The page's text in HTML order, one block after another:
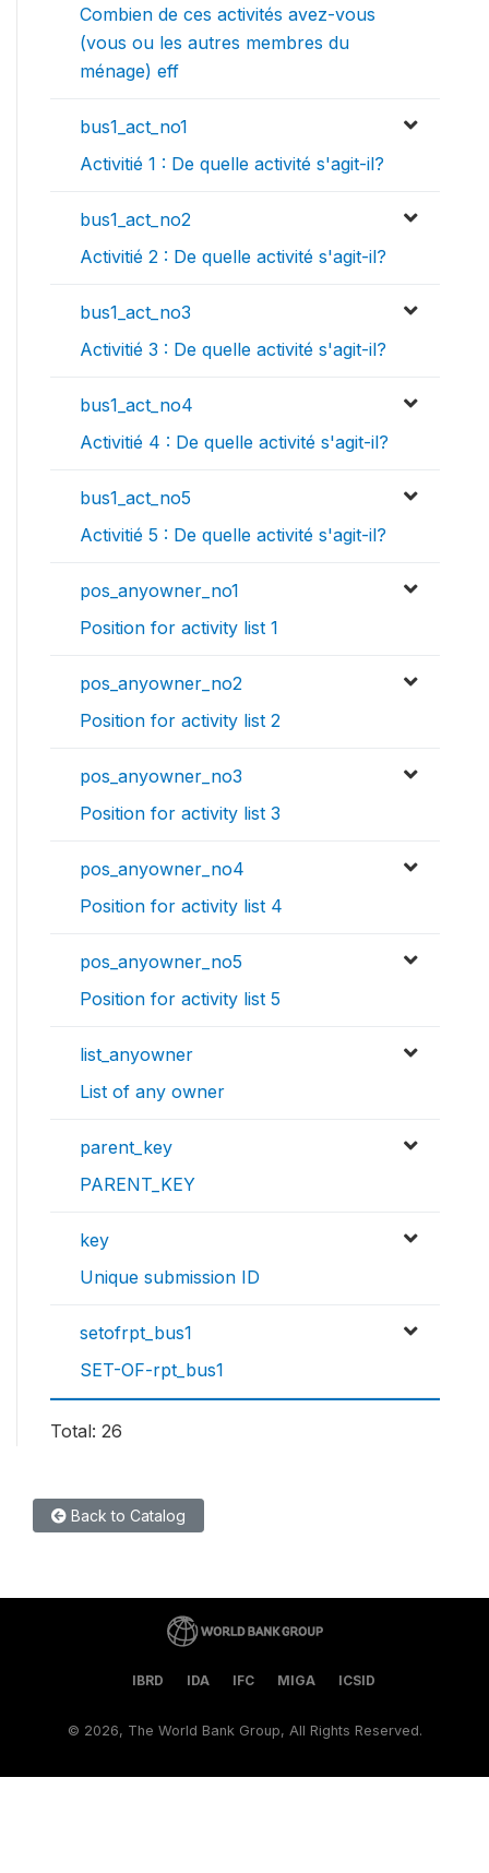
Combien de ces activités avez-vous
(vous ou les autres membres du
ménage) eff
bus1_act_no1
Activitié 1 : De quelle activité s'agit-il?
bus1_act_no2
Activitié 2 : De quelle activité s'agit-il?
bus1_act_no3
Activitié 3 : De quelle activité s'agit-il?
bus1_act_no4
Activitié 4 : De quelle activité s'agit-il?
bus1_act_no5
Activitié 5 : De quelle activité s'agit-il?
pos_anyowner_no1
Position for activity list 1
pos_anyowner_no2
Position for activity list 2
pos_anyowner_no3
Position for activity list 3
pos_anyowner_no4
Position for activity list 4
pos_anyowner_no5
Position for activity list 5
list_anyowner
List of any owner
parent_key
PARENT_KEY
key
Unique submission ID
setofrpt_bus1
SET-OF-rpt_bus1
Total: 26
Back to Catalog
IBRD IDA IFC MIGA ICSID
© 2026, The World Bank Group, All Rights Reserved.